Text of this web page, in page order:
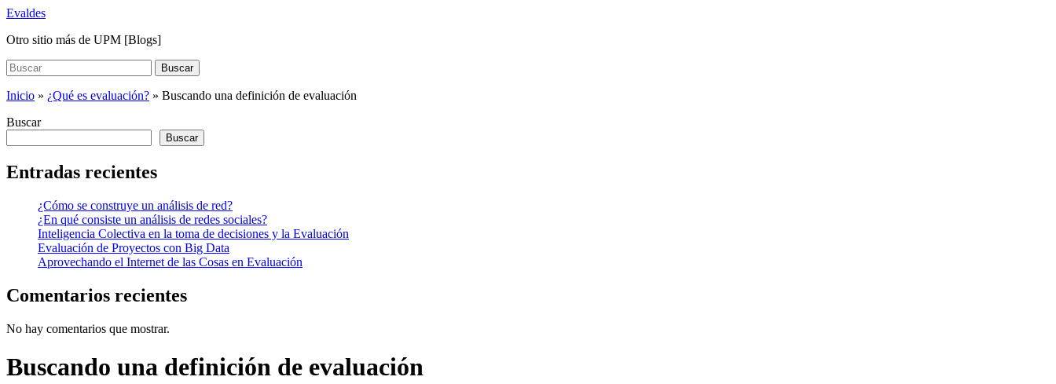
Saltar
contenido
Evaldes
Otro sitio más de UPM [Blogs]
Buscar:
Buscar
Inicio » ¿Qué es evaluación? » Buscando una definición de evaluación
Buscar
Buscar
Entradas recientes
¿Cómo se construye un análisis de red?
¿En qué consiste un análisis de redes sociales?
Inteligencia Colectiva en la toma de decisiones y la Evaluación
Evaluación de Proyectos con Big Data
Aprovechando el Internet de las Cosas en Evaluación
Comentarios recientes
No hay comentarios que mostrar.
Buscando una definición de evaluación